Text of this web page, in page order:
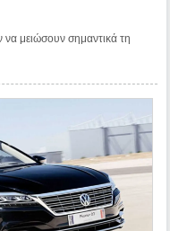
μειώσουν σημαντικά τη